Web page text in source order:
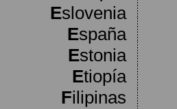
Eslovenia
España
Estonia
Etiopía
Filipinas